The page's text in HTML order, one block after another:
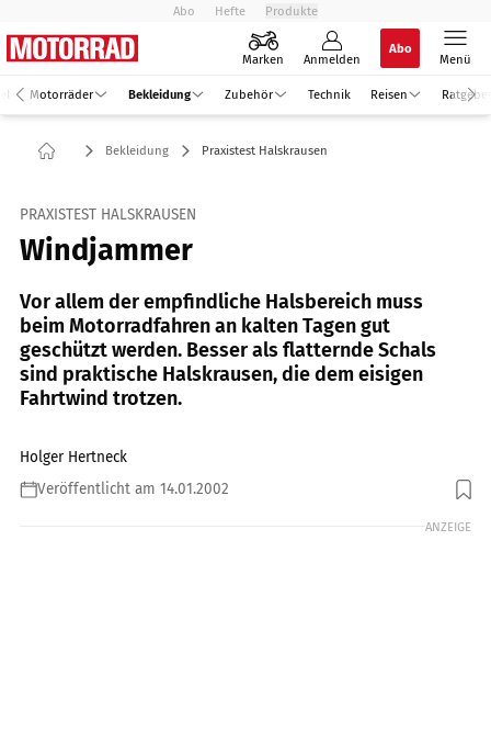
Abo Hefte Produkte
Marken Anmelden
Abo
Menü
Motorräder Bekleidung Zubehör Technik Reisen Ratgeber
Bekleidung Praxistest Halskrausen
PRAXISTEST HALSKRAUSEN
Windjammer
Vor allem der empfindliche Halsbereich muss
beim Motorradfahren an kalten Tagen gut
geschützt werden. Besser als flatternde Schals
sind praktische Halskrausen, die dem eisigen
Fahrtwind trotzen.
Holger Hertneck
Veröffentlicht am 14.01.2002
ANZEIGE